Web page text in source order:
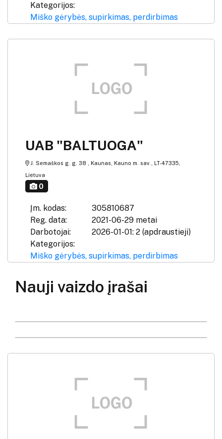
Kategorijos:
Miško gėrybės, supirkimas, perdirbimas
UAB "BALTUOGA"
J. Semaškos g. g. 38 , Kaunas, Kauno m. sav., LT-47335,
Lietuva
0
Įm. kodas:
305810687
Reg. data:
2021-06-29 metai
Darbotojai:
2026-01-01: 2 (apdraustieji)
Kategorijos:
Miško gėrybės, supirkimas, perdirbimas
Nauji vaizdo įrašai